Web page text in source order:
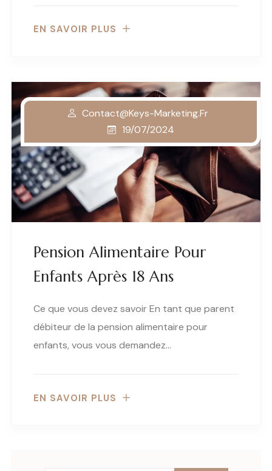
EN SAVOIR PLUS
Pension Alimentaire Pour
Enfants Après 18 Ans
Contact@keys-Marketing.fr
19/07/2024
Ce que vous devez savoir En tant que parent
débiteur de la pension alimentaire pour
enfants, vous vous demandez…
EN SAVOIR PLUS